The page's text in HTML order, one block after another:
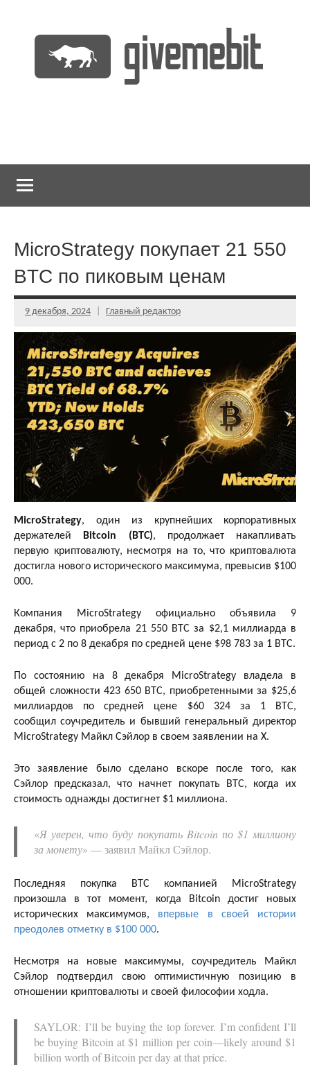
содержимому
MicroStrategy покупает 21 550
BTC по пиковым ценам
9 декабря, 2024 Главный редактор
MicroStrategy, один из крупнейших корпоративных
держателей
Bitcoin (BTC), продолжает накапливать
первую криптовалюту, несмотря на то, что криптовалюта
достигла нового исторического максимума, превысив $100
000.
Компания MicroStrategy официально объявила 9
декабря, что приобрела 21 550 BTC за $2,1 миллиарда в
период с 2 по 8 декабря по средней цене $98 783 за 1 BTC.
По состоянию на 8 декабря MicroStrategy владела в
общей сложности 423 650 BTC, приобретенными за $25,6
миллиардов по средней цене $60 324 за 1 BTC,
сообщил соучредитель и бывший генеральный директор
MicroStrategy Майкл Сэйлор в своем заявлении на X.
Это заявление было сделано вскоре после того, как
Сэйлор предсказал, что начнет покупать BTC, когда их
стоимость однажды достигнет $1 миллиона.
«Я уверен, что буду покупать Bitcoin по $1 миллиону
за монету» — заявил Майкл Сэйлор.
Последняя покупка BTC компанией MicroStrategy
произошла в тот момент, когда Bitcoin достиг новых
исторических максимумов, впервые в своей истории
преодолев отметку в $100 000.
Несмотря на новые максимумы, соучредитель Майкл
Сэйлор подтвердил свою оптимистичную позицию в
отношении криптовалюты и своей философии ходла.
SAYLOR: I’ll be buying the top forever. I’m confident I’ll
be buying Bitcoin at $1 million per coin—likely around $1
billion worth of Bitcoin per day at that price.